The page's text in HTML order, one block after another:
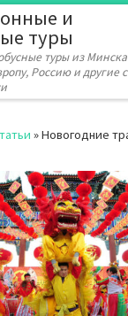
и
туры
туры из
Россию и другие
»Новогодние